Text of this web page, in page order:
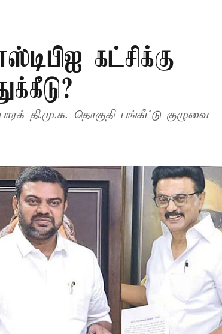
கட்சிக்கு
தி.மு.க. தொகுதி பங்கீட்டு குழுவை